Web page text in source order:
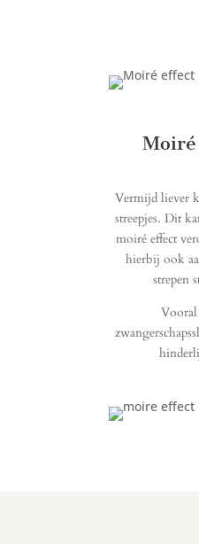
Vermijd liever
streepjes. Dit
moiré effect
hierbij ook
strepen